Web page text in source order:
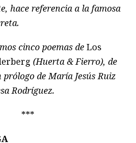
hace referencia a la famosa
cinco poemas de Los
(Huerta & Fierro), de
prólogo de María Jesús Ruiz
Rodríguez.
***